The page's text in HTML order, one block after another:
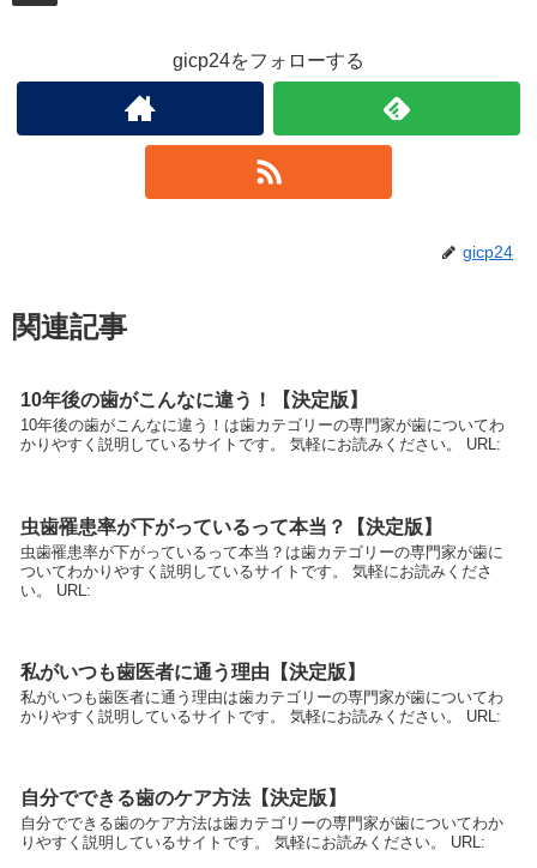
gicp24をフォローする
gicp24
関連記事
10年後の歯がこんなに違う！【決定版】
10年後の歯がこんなに違う！は歯カテゴリーの専門家が歯についてわ
かりやすく説明しているサイトです。 気軽にお読みください。 URL:
虫歯罹患率が下がっているって本当？【決定版】
虫歯罹患率が下がっているって本当？は歯カテゴリーの専門家が歯に
ついてわかりやすく説明しているサイトです。 気軽にお読みくださ
い。 URL:
私がいつも歯医者に通う理由【決定版】
私がいつも歯医者に通う理由は歯カテゴリーの専門家が歯についてわ
かりやすく説明しているサイトです。 気軽にお読みください。 URL:
自分でできる歯のケア方法【決定版】
自分でできる歯のケア方法は歯カテゴリーの専門家が歯についてわか
りやすく説明しているサイトです。 気軽にお読みください。 URL: